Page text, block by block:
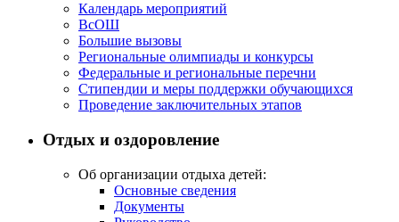
Календарь мероприятий
ВсОШ
Большие вызовы
Региональные олимпиады и конкурсы
Федеральные и региональные перечни
Стипендии и меры поддержки обучающихся
Проведение заключительных этапов
Отдых и оздоровление
Об организации отдыха детей:
Основные сведения
Документы